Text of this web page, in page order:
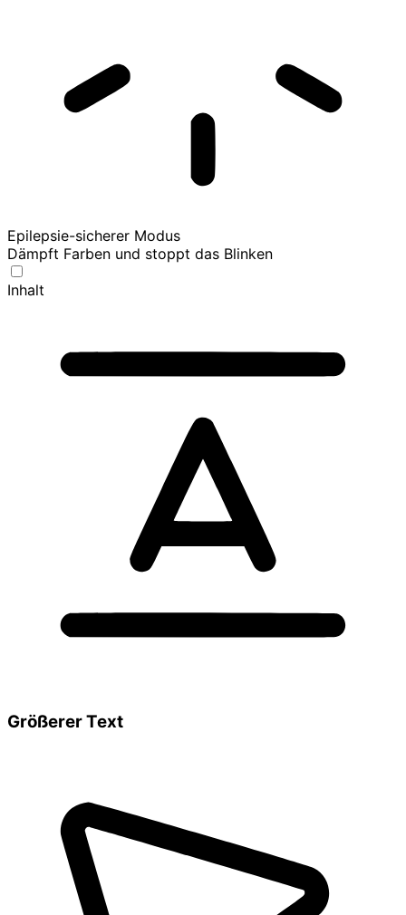
Epilepsie-sicherer Modus
Dämpft Farben und stoppt das Blinken
Inhalt
Größerer Text